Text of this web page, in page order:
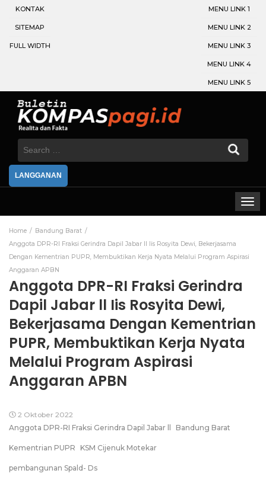
KONTAK
SITEMAP
FULL WIDTH
MENU LINK 1
MENU LINK 2
MENU LINK 3
MENU LINK 4
MENU LINK 5
Search
LANGGANAN
Home
Bandung Barat
Anggota DPR-RI Fraksi Gerindra Dapil Jabar ll Iis Rosyita Dewi, Bekerjasama
Dengan Kementrian PUPR, Membuktikan Kerja Nyata Melalui Program Aspirasi
Anggaran APBN
Anggota DPR-RI Fraksi Gerindra
Dapil Jabar ll Iis Rosyita Dewi,
Bekerjasama Dengan Kementrian
PUPR, Membuktikan Kerja Nyata
Melalui Program Aspirasi
Anggaran APBN
2 Oktober 2022
Anggota DPR-RI Fraksi Gerindra Dapil Jabar ll
Bandung Barat
Kementrian PUPR KSM Cijenuk Motekar
pembangunan Spald- Ds